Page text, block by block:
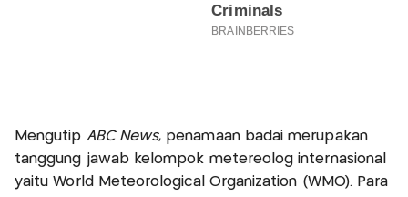
Mengutip ABC News, penamaan badai merupakan
tanggung jawab kelompok metereolog internasional
yaitu World Meteorological Organization (WMO). Para